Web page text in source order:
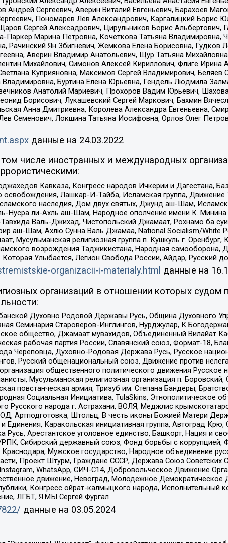
Андрей Сергеевич, Аверин Виталий Евгеньевич, Барахоев
Пономарев Лев Александрович, Каргалицкий Борис
Сергей Алексадрович, Цирульников Борис Альбертович,
Марина Петровна, Кочеткова Татьяна Владимировна,
Рачинский Ян Збигневич, Жемкова Елена Борисовна,
Аверин Владимир Анатольевич, Щур Татьяна
Михайлович, Симонов Алексей Кириллович, Флиге Ирина
Куприяновна, Максимов Сергей Владимирович, Беляев
Буртина Елена Юрьевна, Гендель Людмила
Анатолий Мариевич, Прохоров Вадим Юрьевич,
Борисович, Лукашевский Сергей Маркович, Бахмин
Анна Дмитриевна, Королева Александра Евгеньевна,
Семенович, Локшина Татьяна Иосифовна, Орлов Олег
данные на 24.03.2022
числе иностранных и международных
Кавказа, Конгресс народов Ичкерии и Дагестана,
освобождения, Лашкар-И-Тайба, Исламская группа, Движение
наследия, Дом двух святых, Джунд аш-Шам,
Нусра ли-Ахль аш-Шам, Народное ополчение имени К.
Валь-Джихад, Чистопольский Джамаат, Рохнамо ба
аш-Шам, Ахлю Сунна Валь Джамаа, National Socialism/White
Мусульманская религиозная группа п. Кушкуль г.
возрождения Таджикистана, Народная самооборона,
Улыбается, Легион Свобода России, Айдар, Русский
organizacii-i-materialy.html данные на
организаций в отношении которых судом
Духовно Родовой Державы Русь, Община Духовного
Семинария Староверов-Инглингов, Нурджулар, К
общество, Джамаат мувахидов, Объединенный Вилайат
рабочая партия России, Славянский союз, Формат-18,
Череповца, Духовно-Родовая Держава Русь, Русское
Русский общенациональный союз, Движение против
общественного политического движения Русское
Мусульманская религиозная организация п.
повстанческая армия, Тризуб им. Степана Бандеры,
Социальная Инициатива, TulaSkins, Этнополитическое
Русского народа г. Астрахани, ВОЛЯ, Меджлис
Артподготовка, Штольц, В честь иконы Божией Матери
Каракольская инициативная группа, Автоград Крю,
Русь, Арестантское уголовное единство, Башкорт, Нация и
РПК, Сибирский державный союз, Фонд борьбы с
Мужское государство, Народное объединение
Проект Штурм, Граждане СССР, Держава Союз Советских
WhatsApp, СИЧ-С14, Добровольческое Движение
движение, Невоград, Молодежное
Конгресс ойрат-калмыцкого народа, Исполнительный
ЛГБТ, Я.МЫ Сергей Фургал
данные на 03.05.2024